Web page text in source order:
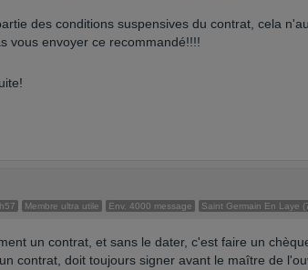
des conditions suspensives du contrat, cela
vous envoyer ce recommandé!!!!
Membre ultra utile Env. 4000 message Saint Germain En Laye
un contrat, et sans le dater, c'est faire un
contrat, doit toujours signer avant le maître de